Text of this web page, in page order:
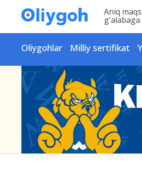
Aniq
Oliygohlar Milliy sertifikat